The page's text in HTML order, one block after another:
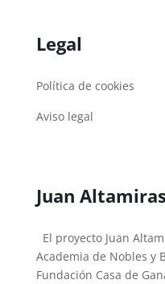
Legal
Política de cookies
Aviso legal
Juan Altamiras
El proyecto Juan
Academia de Nobles y
Fundación Casa de